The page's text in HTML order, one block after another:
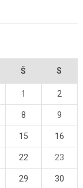
Š S
1 2
8 9
15 16
22 23
29 30